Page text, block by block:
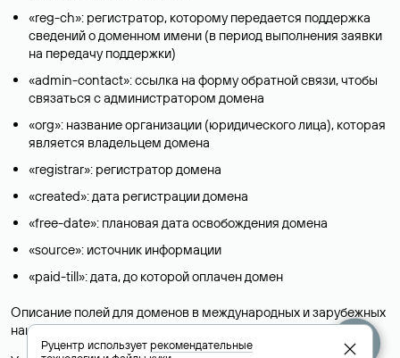
«reg-ch»: регистратор, которому передается поддержка
сведений о доменном имени (в период выполнения заявки
на передачу поддержки)
«admin-contact»: ссылка на форму обратной связи, чтобы
связаться с администратором домена
«org»: название организации (юридического лица), которая
является владельцем домена
«registrar»: регистратор домена
«created»: дата регистрации домена
«free-date»: плановая дата освобождения домена
«source»: источник информации
«paid-till»: дата, до которой оплачен домен
Описание полей для доменов в международных и зарубежных
национальных доменах представлены в разделе «Помощь».
Руцентр используетрекомендательные